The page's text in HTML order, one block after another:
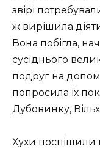
звірі
ж вирішила
Вона побігла,
сусіднього
подруг на
попросила їх
Дубовинку,
Хухи